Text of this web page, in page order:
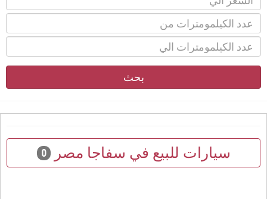
بحث
سيارات للبيع في سفاجا مصر 0